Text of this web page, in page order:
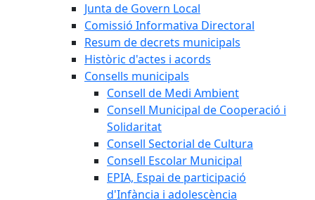
Junta de Govern Local
Comissió Informativa Directoral
Resum de decrets municipals
Històric d'actes i acords
Consells municipals
Consell de Medi Ambient
Consell Municipal de Cooperació i
Solidaritat
Consell Sectorial de Cultura
Consell Escolar Municipal
EPIA, Espai de participació
d'Infància i adolescència